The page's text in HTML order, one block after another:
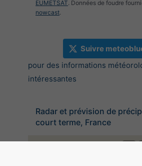
EUMETSAT. Données de foudre
nowcast.
Suivre
pour des informations
intéressantes
Radar et prévision de
court terme, France